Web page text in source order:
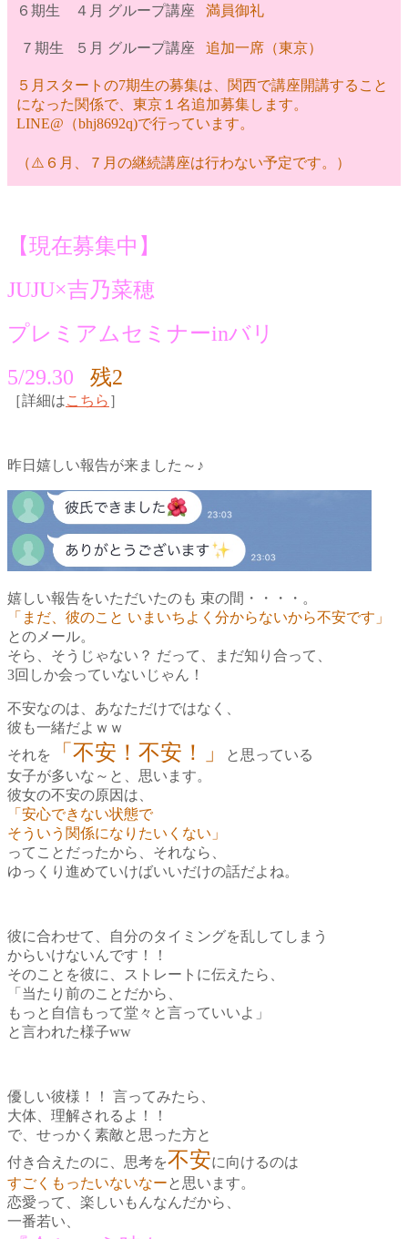
６期生 ４月 グループ講座 満員御礼
７期生 ５月 グループ講座 追加一席（東京）
５月スタートの7期生の募集は、関西で講座開講すること
になった関係で、東京１名追加募集します。
LINE@（bhj8692q)で行っています。
（⚠️６月、７月の継続講座は行わない予定です。）
【現在募集中】
JUJU×吉乃菜穂
プレミアムセミナーinバリ
5/29.30 残2
［詳細はこちら ］
昨日嬉しい報告が来ました～♪
嬉しい報告をいただいたのも 束の間・・・・。
「まだ、彼のこと いまいちよく分からないから不安です」
とのメール。
そら、そうじゃない？ だって、まだ知り合って、
3回しか会っていないじゃん！
不安なのは、あなただけではなく、
彼も一緒だよｗｗ
それを
「不安！不安！」
と思っている
女子が多いな～と
思います。
彼女の不安の原因は、
「安心できない状態で
そういう関係になりたいくない」
ってことだったから
それなら、
ゆっくり進めていけばいいだけの話だよね。
彼に合わせて、自分のタイミングを乱してしまう
からいけないんです！！
そのことを彼に、ストレートに伝えたら、
「当たり前のことだから、
もっと自信もって堂々と言っていいよ」
と言われた様子ww
優しい彼様！！
言ってみたら、
大体、理解されるよ！！
で、せっかく素敵と思った方と
付き合えたのに、思考を不安に向けるのは
すごくもったいないなー と思います。
恋愛って、楽しいもんなんだから、
一番若い、